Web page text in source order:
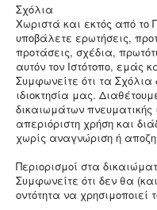
Σχόλια
Χωριστά και εκτός από το
υποβάλετε ερωτήσεις,
προτάσεις, σχέδια,
αυτόν τον Ιστότοπο, εμάς
Συμφωνείτε ότι τα Σχόλια
ιδιοκτησία μας.
δικαιωμάτων
απεριόριστη χρήση και
χωρίς αναγνώριση ή
Περιορισμοί στα
Συμφωνείτε ότι δεν θα
οντότητα να χρησιμοποιεί